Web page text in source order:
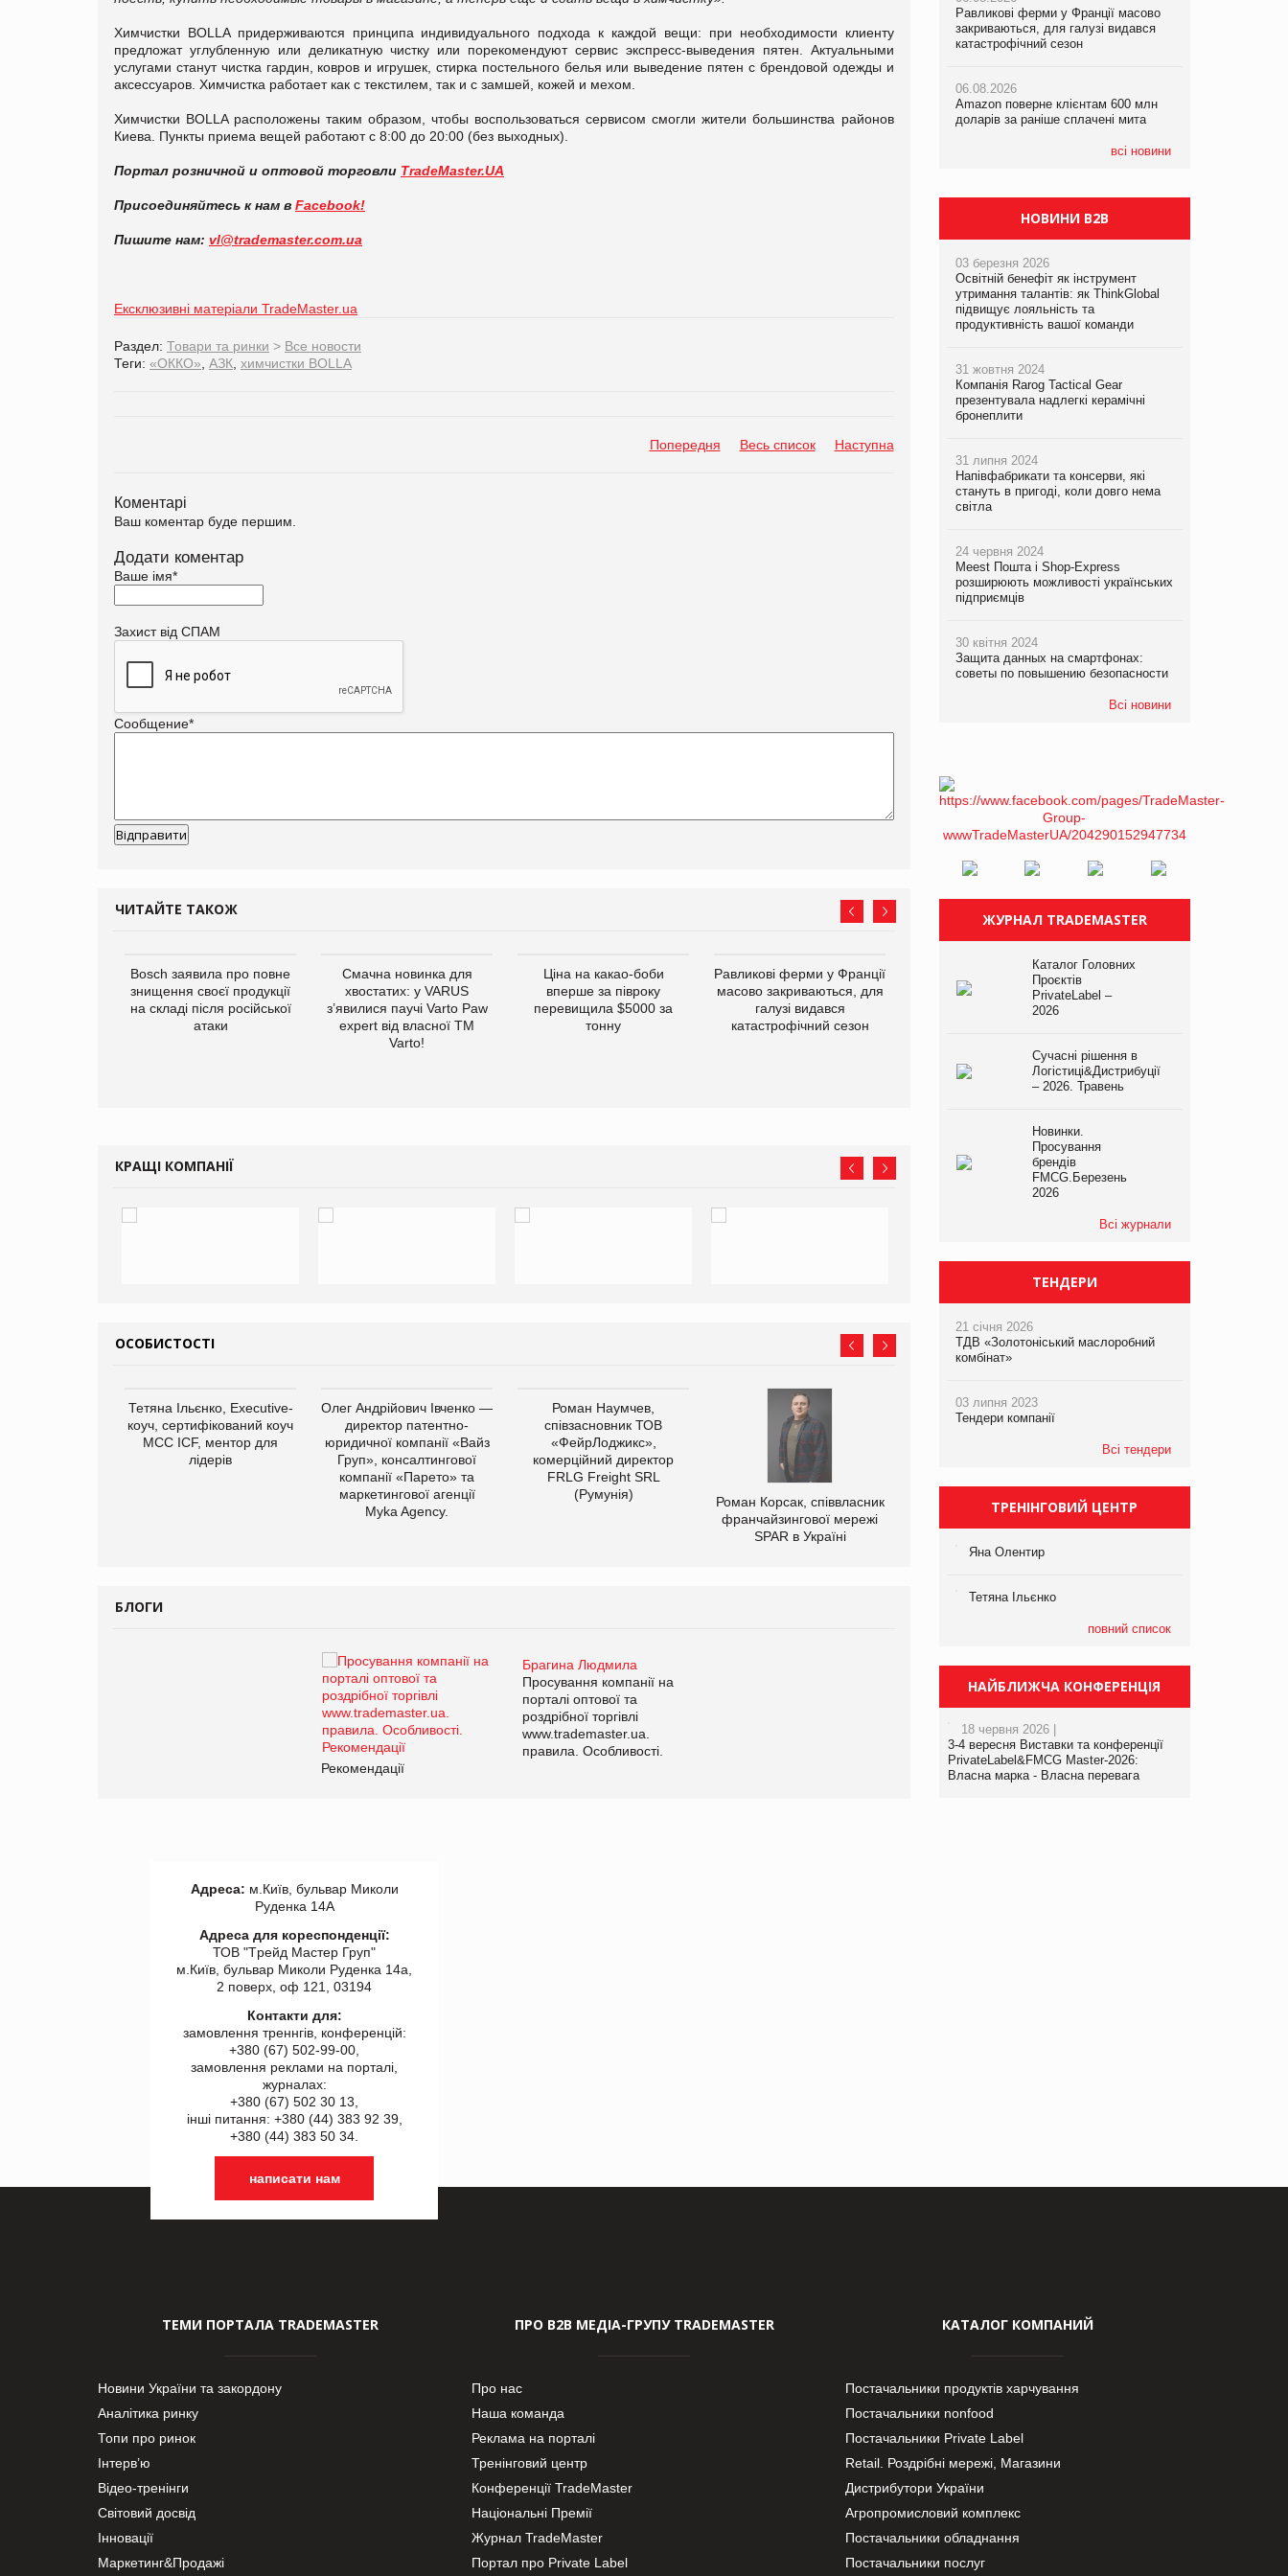
Химчистки BOLLA придерживаются принципа индивидуального подхода к каждой вещи: при необходимости клиенту
предложат углубленную или деликатную чистку или порекомендуют сервис экспресс-выведения пятен. Актуальными
услугами станут чистка гардин, ковров и игрушек, стирка постельного белья или выведение пятен с брендовой одежды и
аксессуаров. Химчистка работает как с текстилем, так и с замшей, кожей и мехом.
Химчистки BOLLA расположены таким образом, чтобы воспользоваться сервисом смогли жители большинства районов
Киева. Пункты приема вещей работают с 8:00 до 20:00 (без выходных).
Портал розничной и оптовой торговли TradeMaster.UA
Присоединяйтесь к нам в Facebook!
Пишите нам: vl@trademaster.com.ua
Ексклюзивні матеріали TradeMaster.ua
Раздел: Товари та ринки > Все новости
Теги: «ОККО» АЗК химчистки BOLLA
Попередня Весь список Наступна
Коментарі
Ваш коментар буде першим.
Додати коментар
Ваше імя*
Захист від СПАМ
Сообщение*
ЧИТАЙТЕ ТАКОЖ
Bosch заявила про повне
знищення своєї продукції
на складі після російської
атаки
Смачна новинка для
хвостатих: у VARUS
з’явилися паучі Varto Paw
expert від власної ТМ
Varto!
Ціна на какао-боби
вперше за півроку
перевищила $5000 за
тонну
Равликові ферми у Франції
масово закриваються, для
галузі видався
катастрофічний сезон
Amazon поверне клієнтам
600 млн доларів за раніше
сплачені мита
У Євросоюзі набули
КРАЩІ КОМПАНІЇ
ОСОБИСТОСТІ
Тетяна Ільєнко, Executive-
коуч, сертифікований коуч
МСС ICF, ментор для
лідерів
Олег Андрійович Івченко —
директор патентно-
юридичної компанії «Вайз
Груп», консалтингової
компанії «Парето» та
маркетингової агенції
Myka Agency.
Роман Наумчев,
співзасновник ТОВ
«ФейрЛоджикс»,
комерційний директор
FRLG Freight SRL
(Румунія)
Роман Корсак, співвласник
франчайзингової мережі
SPAR в Україні
Олексій Логачов-Михайлов
Файно маркет Директор
БЛОГИ
Брагина Людмила
Просування компанії на
порталі оптової та
роздрібної торгівлі
www.trademaster.ua.
правила. Особливості.
Рекомендації
Брагина Людмила
Просування компанії на
www.trademaster.ua.
правила. Особливості.
Равликові ферми у Франції масово
закриваються, для галузі видався
катастрофічний сезон
06.08.2026
Amazon поверне клієнтам 600 млн
доларів за раніше сплачені мита
всі новини
Равликові ферми у Франції масово
закриваються, для галузі видався
катастрофічний сезон
06.08.2026
Amazon поверне клієнтам 600 млн
доларів за раніше сплачені мита
Amazon поверне клієнтам 600 млн
доларів за раніше сплачені мита
У Євросоюзі набули чинності нові
правила щодо штучного інтелекту
НОВИНИ B2B
03 березня 2026
Освітній бенефіт як інструмент
утримання талантів: як ThinkGlobal
підвищує лояльність та
продуктивність вашої команди
31 жовтня 2024
Компанія Rarog Tactical Gear
презентувала надлегкі керамічні
бронеплити
31 липня 2024
Напівфабрикати та консерви, які
стануть в пригоді, коли довго нема
світла
24 червня 2024
Meest Пошта і Shop-Express
розширюють можливості українських
підприємців
30 квітня 2024
Защита данных на смартфонах:
советы по повышению безопасности
Всі новини
ЖУРНАЛ TRADEMASTER
Каталог Головних
Проєктів
PrivateLabel –
2026
Сучасні рішення в
Логістиці&Дистрибуції
– 2026. Травень
Новинки.
Просування
брендів
FMCG.Березень
2026
Всі журнали
ТЕНДЕРИ
21 січня 2026
ТДВ «Золотоніський маслоробний
комбінат»
03 липня 2023
Тендери компанії
Всі тендери
ТРЕНІНГОВИЙ ЦЕНТР
Яна Олентир
Тетяна Ільєнко
повний список
НАЙБЛИЖЧА КОНФЕРЕНЦІЯ
18 червня 2026 |
3-4 вересня Виставки та конференції
PrivateLabel&FMCG Master-2026:
Власна марка - Власна перевага
Адреса: м.Київ, бульвар Миколи
Руденка 14А
Адреса для кореспонденції:
ТОВ "Tрейд Мастер Груп"
м.Київ, бульвар Миколи Руденка 14а,
2 поверх, оф 121, 03194
Контакти для:
замовлення треннгів, конференцій:
+380 (67) 502-99-00,
замовлення реклами на порталі,
журналах:
+380 (67) 502 30 13,
інші питання: +380 (44) 383 92 39,
+380 (44) 383 50 34.
написати нам
ТЕМИ ПОРТАЛА TRADEMASTER
Новини України та закордону
Аналітика ринку
Топи про ринок
Інтерв’ю
Відео-тренінги
Світовий досвід
Інновації
Маркетинг&Продажі
ПРО В2В МЕДІА-ГРУПУ TRADEMASTER
Про нас
Наша команда
Реклама на порталі
Тренінговий центр
Конференції TradeMaster
Національні Премії
Журнал TradeMaster
Портал про Private Label
КАТАЛОГ КОМПАНИЙ
Постачальники продуктів харчування
Постачальники nonfood
Постачальники Private Label
Retail. Роздрібні мережі, Магазини
Дистрибутори України
Агропромисловий комплекс
Постачальники обладнання
Постачальники послуг